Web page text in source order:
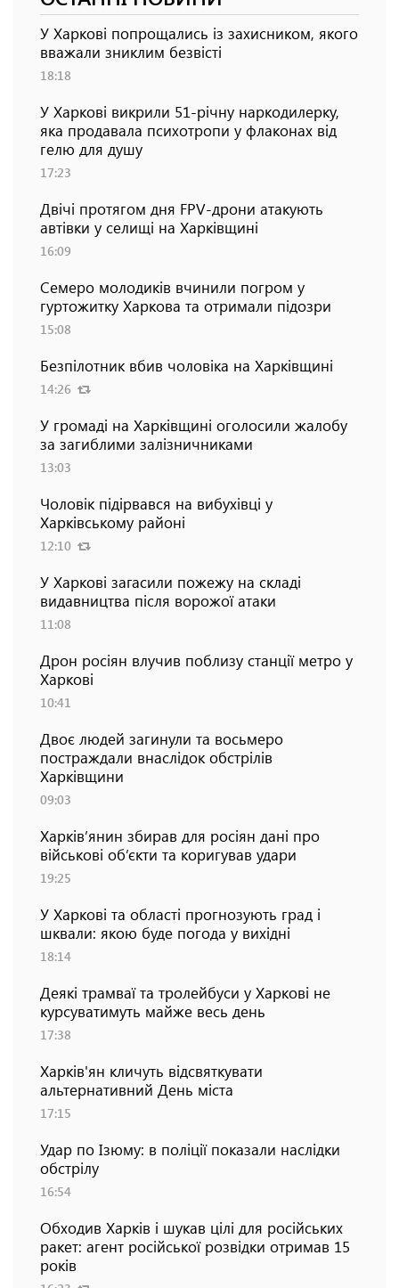
У Харкові попрощались із захисником, якого
вважали зниклим безвісті
18:18
У Харкові викрили 51-річну наркодилерку,
яка продавала психотропи у флаконах від
гелю для душу
17:23
Двічі протягом дня FPV-дрони атакують
автівки у селищі на Харківщині
16:09
Семеро молодиків вчинили погром у
гуртожитку Харкова та отримали підозри
15:08
Безпілотник вбив чоловіка на Харківщині
14:26
У громаді на Харківщині оголосили жалобу
за загиблими залізничниками
13:03
Чоловік підірвався на вибухівці у
Харківському районі
12:10
У Харкові загасили пожежу на складі
видавництва після ворожої атаки
11:08
Дрон росіян влучив поблизу станції метро у
Харкові
10:41
Двоє людей загинули та восьмеро
постраждали внаслідок обстрілів
Харківщини
09:03
Харків’янин збирав для росіян дані про
військові об’єкти та коригував удари
19:25
У Харкові та області прогнозують град і
шквали: якою буде погода у вихідні
18:14
Деякі трамваї та тролейбуси у Харкові не
курсуватимуть майже весь день
17:38
Харків'ян кличуть відсвяткувати
альтернативний День міста
17:15
Удар по Ізюму: в поліції показали наслідки
обстрілу
16:54
Обходив Харків і шукав цілі для російських
ракет: агент російської розвідки отримав 15
років